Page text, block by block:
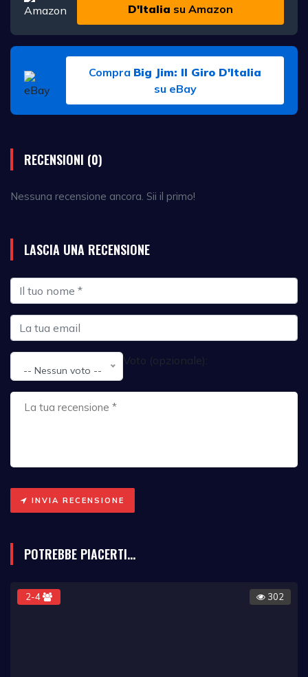
D'Italia su Amazon
Compra Big Jim: Il Giro D'Italia
su eBay
RECENSIONI (0)
Nessuna recensione ancora. Sii il primo!
LASCIA UNA RECENSIONE
Voto (opzionale):
-- Nessun voto --
INVIA RECENSIONE
POTREBBE PIACERTI...
2-4 302